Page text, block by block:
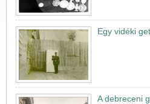
Egy vidéki
A debreceni